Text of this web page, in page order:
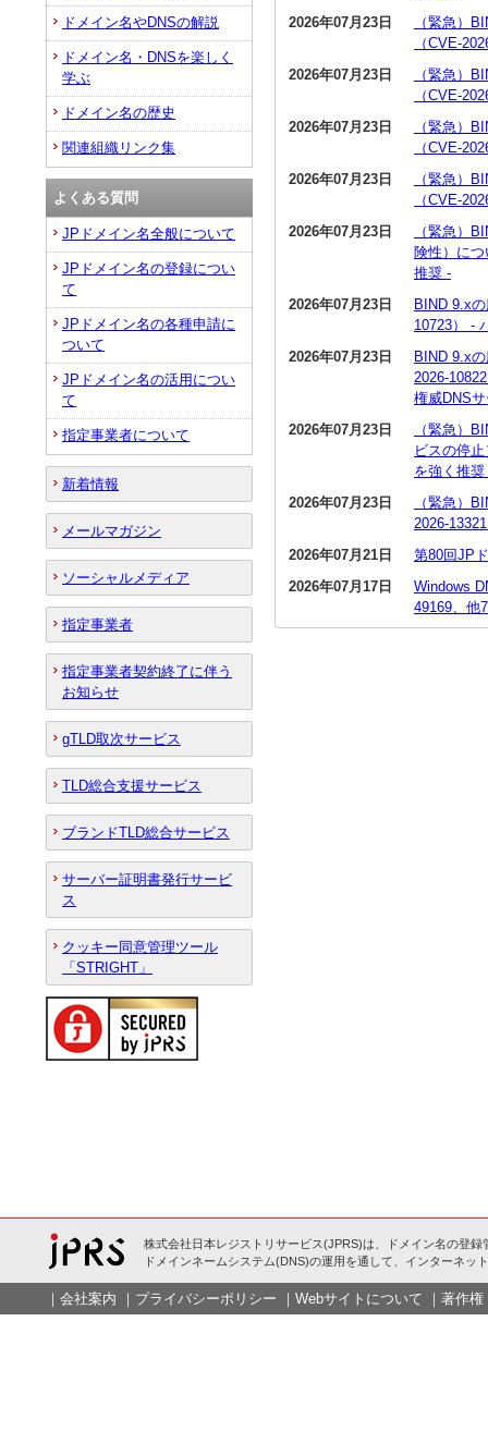
2026年07月23日
（緊急）
（CVE-
2026年07月23日
（緊急）
（CVE-
2026年07月23日
（緊急）
（CVE-
2026年07月23日
（緊急）
（CVE-
2026年07月23日
（緊急）
険性）に
推奨 -
2026年07月23日
BIND 9.x
10723） -
2026年07月23日
BIND 9.x
2026-
権威DNS
2026年07月23日
（緊急）
ビスの停
を強く推奨
2026年07月23日
（緊急）
2026-
2026年07月21日
第80回JP
2026年07月17日
Windows
49169、他
ドメイン名やDNSの解説
ドメイン名・DNSを楽しく
学ぶ
ドメイン名の歴史
関連組織リンク集
よくある質問
JPドメイン名全般について
JPドメイン名の登録につい
て
JPドメイン名の各種申請に
ついて
JPドメイン名の活用につい
て
指定事業者について
新着情報
メールマガジン
ソーシャルメディア
指定事業者
指定事業者契約終了に伴う
お知らせ
gTLD取次サービス
TLD総合支援サービス
ブランドTLD総合サービス
サーバー証明書発行サービ
ス
クッキー同意管理ツール
「STRIGHT」
株式会社日本レジストリサービス(JPRS)は、ドメイン名の登録
ドメインネームシステム(DNS)の運用を通して、インターネッ
｜ 会社案内 ｜ プライバシーポリシー ｜ Webサイトについて ｜ 著作権